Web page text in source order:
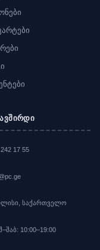
17 55
საქართველო
10:00–19:00